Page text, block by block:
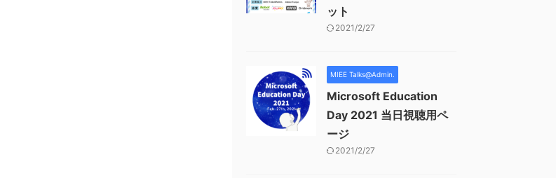
ット
2021/2/27
MIEE Talks@Admin.
Microsoft Education
Day 2021 当日視聴用ペ
ージ
2021/2/27